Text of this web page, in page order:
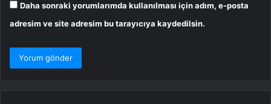
Daha sonraki yorumlarımda kullanılması için adım, e-posta
adresim ve site adresim bu tarayıcıya kaydedilsin.